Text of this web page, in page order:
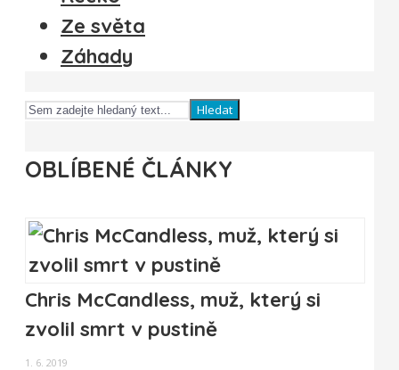
Ze světa
Záhady
Hledat
OBLÍBENÉ ČLÁNKY
Chris McCandless, muž, který si
zvolil smrt v pustině
1. 6. 2019